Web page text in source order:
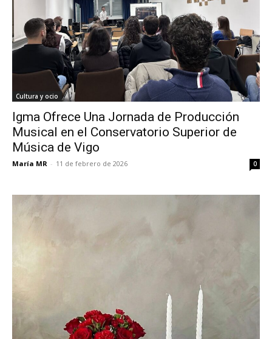
Cultura y ocio
Igma Ofrece Una Jornada de Producción
Musical en el Conservatorio Superior de
Música de Vigo
María MR - 11 de febrero de 2026 0